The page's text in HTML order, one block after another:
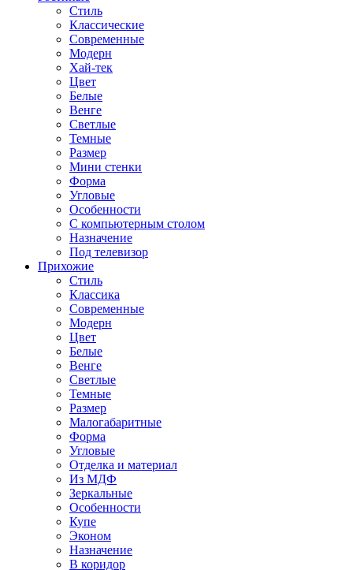
Стиль
Классические
Современные
Модерн
Хай-тек
Цвет
Белые
Венге
Светлые
Темные
Размер
Мини стенки
Форма
Угловые
Особенности
С компьютерным столом
Назначение
Под телевизор
Прихожие
Стиль
Классика
Современные
Модерн
Цвет
Белые
Венге
Светлые
Темные
Размер
Малогабаритные
Форма
Угловые
Отделка и материал
Из МДФ
Зеркальные
Особенности
Купе
Эконом
Назначение
В коридор